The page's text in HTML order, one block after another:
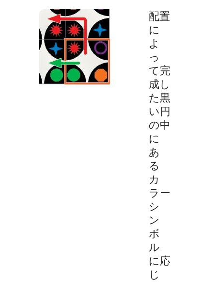
配置
に
よ
っ
て完
成し
た黒
い円
の中
に
あ
る
カ
ラー
シ
ン
ボ
ル
に応
じ